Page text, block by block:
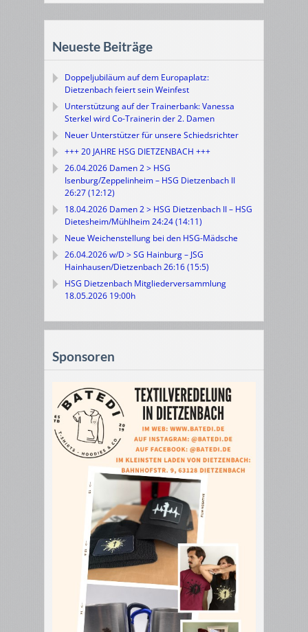
Neueste Beiträge
Doppeljubiläum auf dem Europaplatz:
Dietzenbach feiert sein Weinfest
Unterstützung auf der Trainerbank: Vanessa
Sterkel wird Co-Trainerin der 2. Damen
Neuer Unterstützer für unsere Schiedsrichter
+++ 20 JAHRE HSG DIETZENBACH +++
26.04.2026 Damen 2 > HSG
Isenburg/Zeppelinheim – HSG Dietzenbach II
26:27 (12:12)
18.04.2026 Damen 2 > HSG Dietzenbach II – HSG
Dietesheim/Mühlheim 24:24 (14:11)
Neue Weichenstellung bei den HSG-Mädsche
26.04.2026 w/D > SG Hainburg – JSG
Hainhausen/Dietzenbach 26:16 (15:5)
HSG Dietzenbach Mitgliederversammlung
18.05.2026 19:00h
Sponsoren